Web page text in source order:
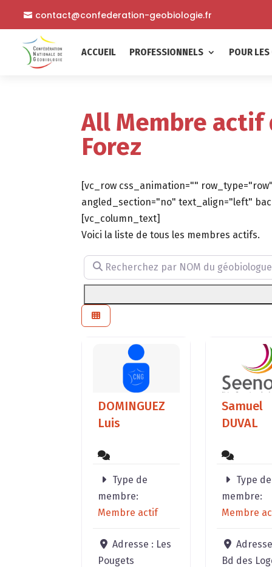
contact@confederation-geobiologie.fr
ACCUEIL PROFESSIONNELS POUR
All Membre
Forez
[vc_row css_animation=""
angled_section="no" text_align="left"
[vc_column_text]
Voici la liste de tous les membres actifs.
Recherchez par NOM du géobiologue
DOMINGUEZ
Luis
Type de
membre:
Membre actif
Adresse : Les
Pougets
Samuel
DUVAL
Type de
membre:
Membre
Bd des